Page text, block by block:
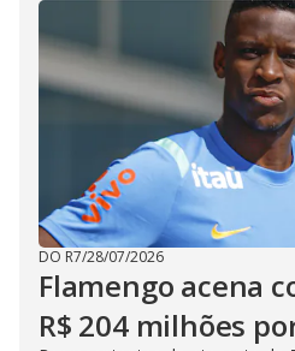
DO R7/28/07/2026
Flamengo acena
R$ 204 milhões